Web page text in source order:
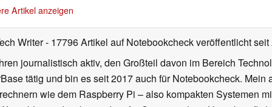
Artikel anzeigen
Writer- 17796 Artikel auf Notebookcheck veröffentlichtseit
journalistisch aktiv, den Großteil davon im Bereich
tätig und bin es seit 2017 auch für Notebookcheck.
wie dem Raspberry Pi – also kompakten Systemen